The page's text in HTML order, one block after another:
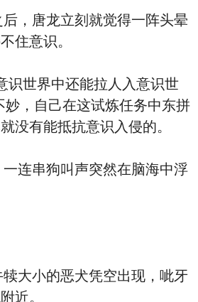
，唐龙立刻就觉得一阵头晕
住意识。
世界中还能拉人入意识世
妙，自己在这试炼任务中东拼
没有能抵抗意识入侵的。
连串狗叫声突然在脑海中浮
大小的恶犬凭空出现，呲牙
近。